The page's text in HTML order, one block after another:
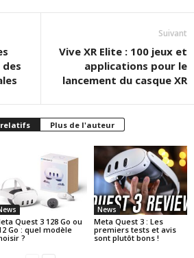
Suivant
Vive XR Elite : 100 jeux et
applications pour le
lancement du casque XR
Plus de l'auteur
Quest 3 128 Go ou
Go : quel modèle
?
News
Meta Quest 3 : Les
premiers tests et avis
sont plutôt bons !